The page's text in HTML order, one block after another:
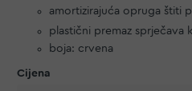
amortizirajuća opruga štiti
plastični premaz sprječava
boja: crvena